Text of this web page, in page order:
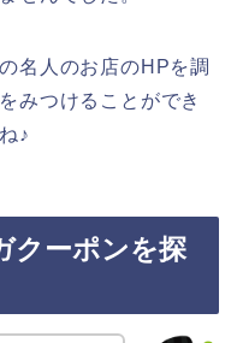
名人のお店のHPを調
みつけることができ
♪
クーポンを探